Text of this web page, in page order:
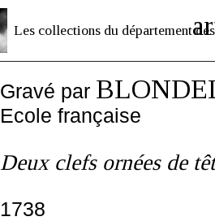
Les collections du département des
Gravé par
Ecole française
Deux clefs ornées de
1738